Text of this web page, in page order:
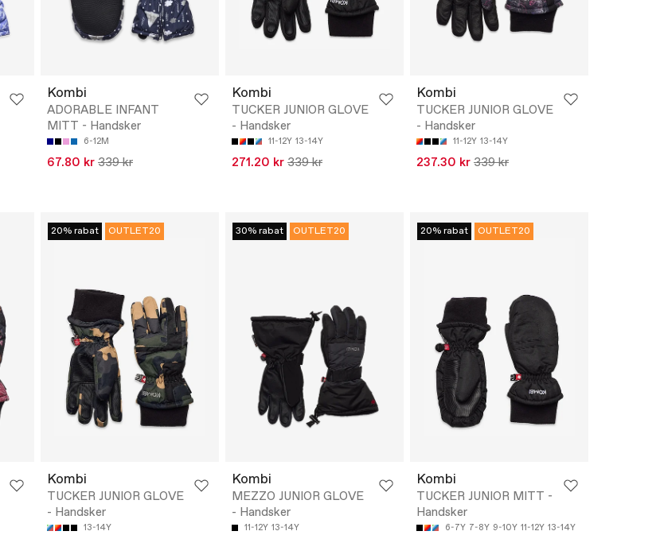
Kombi
ADORABLE INFANT
MITT - Handsker
6-12M
67.80 kr 339 kr
Kombi
TUCKER JUNIOR GLOVE
- Handsker
11-12Y 13-14Y
271.20 kr 339 kr
Kombi
TUCKER JUNIOR GLOVE
- Handsker
11-12Y 13-14Y
237.30 kr 339 kr
20% rabat OUTLET20
Kombi
TUCKER JUNIOR GLOVE
- Handsker
13-14Y
30% rabat OUTLET20
Kombi
MEZZO JUNIOR GLOVE
- Handsker
11-12Y 13-14Y
20% rabat OUTLET20
Kombi
TUCKER JUNIOR MITT -
Handsker
6-7Y 7-8Y 9-10Y 11-12Y 13-14Y